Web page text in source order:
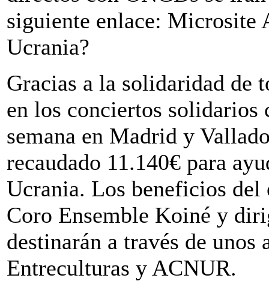
siguiente enlace: Microsite
Ucrania?
Gracias a la solidaridad de
en los conciertos solidarios
semana en Madrid y
recaudado 11.140€ para
Ucrania. Los beneficios
Coro Ensemble Koiné y
destinarán a través de unos
Entreculturas y ACNUR.